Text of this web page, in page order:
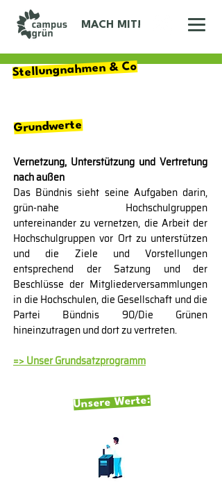
MACH MIT!
Stellungnahmen & Co
Grundwerte
Vernetzung, Unterstützung und Vertretung
nach außen
Das Bündnis sieht seine Aufgaben darin,
grün-nahe Hochschulgruppen
untereinander zu vernetzen, die Arbeit der
Hochschulgruppen vor Ort zu unterstützen
und die Ziele und Vorstellungen
entsprechend der Satzung und der
Beschlüsse der Mitgliederversammlungen
in die Hochschulen, die Gesellschaft und die
Partei Bündnis 90/Die Grünen
hineinzutragen und dort zu vertreten.
=> Unser Grundsatzprogramm
Unsere Werte: